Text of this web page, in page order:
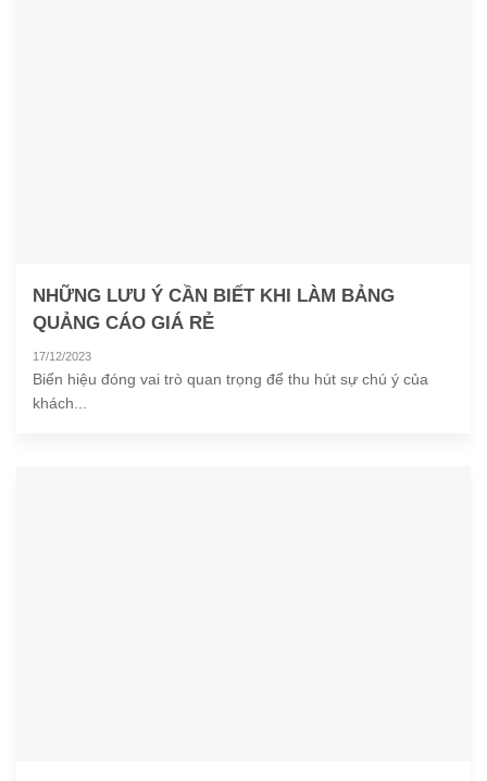
NHỮNG LƯU Ý CẦN BIẾT KHI LÀM BẢNG
QUẢNG CÁO GIÁ RẺ
17/12/2023
Biển hiệu đóng vai trò quan trọng để thu hút sự chú ý của
khách...